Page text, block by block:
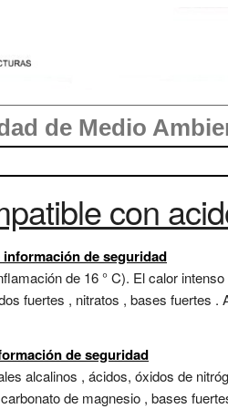
de Medio
con
de seguridad
de 16 ° C). El calor
fuertes , nitratos , bases fuertes
de seguridad
alcalinos , ácidos, óxidos de
de magnesio , bases